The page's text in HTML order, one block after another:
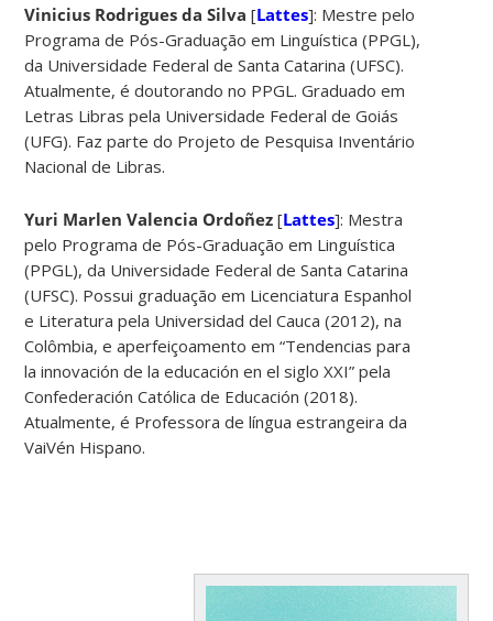
Vinicius Rodrigues da Silva [Lattes]: Mestre pelo
Programa de Pós-Graduação em Linguística (PPGL),
da Universidade Federal de Santa Catarina (UFSC).
Atualmente, é doutorando no PPGL. Graduado em
Letras Libras pela Universidade Federal de Goiás
(UFG). Faz parte do Projeto de Pesquisa Inventário
Nacional de Libras.
Yuri Marlen Valencia Ordoñez [Lattes]: Mestra
pelo Programa de Pós-Graduação em Linguística
(PPGL), da Universidade Federal de Santa Catarina
(UFSC). Possui graduação em Licenciatura Espanhol
e Literatura pela Universidad del Cauca (2012), na
Colômbia, e aperfeiçoamento em “Tendencias para
la innovación de la educación en el siglo XXI” pela
Confederación Católica de Educación (2018).
Atualmente, é Professora de língua estrangeira da
VaiVén Hispano.